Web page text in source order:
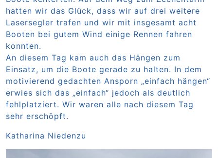
hatten wir das Glück, dass wir auf drei weitere
Lasersegler trafen und wir mit insgesamt acht
Booten bei gutem Wind einige Rennen fahren
konnten.
An diesem Tag kam auch das Hängen zum
Einsatz, um die Boote gerade zu halten. In dem
motivierend gedachten Ansporn „einfach hängen“
erwies sich das „einfach“ jedoch als deutlich
fehlplatziert. Wir waren alle nach diesem Tag
sehr erschöpft.
Katharina Niedenzu